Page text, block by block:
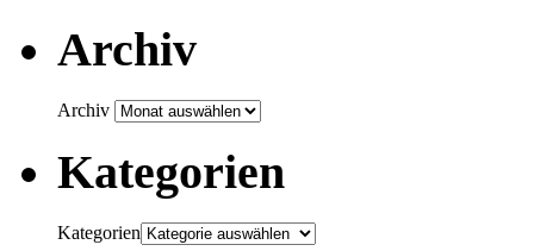
Archiv
Archiv
Kategorien
Kategorien